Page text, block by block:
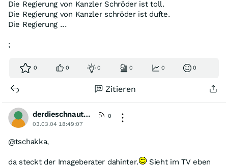
Die Regierung von Kanzler Schröder ist toll.
Die Regierung von Kanzler schröder ist dufte.
Die Regierung ...
;
0 0 0 0 0 0
Zitieren
derdieschnautzelangsamvollhat
0
03.03.04 18:49:07
@tschakka,
da steckt der Imageberater dahinter.
Sieht im TV eben